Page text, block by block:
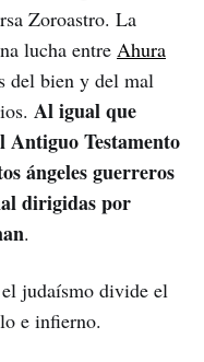
Zoroastro. La
lucha entre Ahura
del bien y del mal
Al igual que
Antiguo Testamento
ángeles guerreros
dirigidas por
.
judaísmo divide el
e infierno.